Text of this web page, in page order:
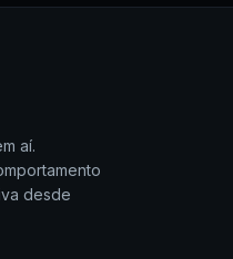
aí.
desde